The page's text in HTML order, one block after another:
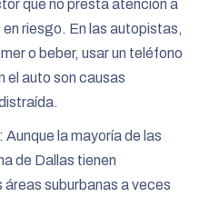
que no presta atención a
riesgo. En las autopistas,
o beber, usar un teléfono
el auto son causas
: Aunque la mayoría de las
de Dallas tienen
suburbanas a veces